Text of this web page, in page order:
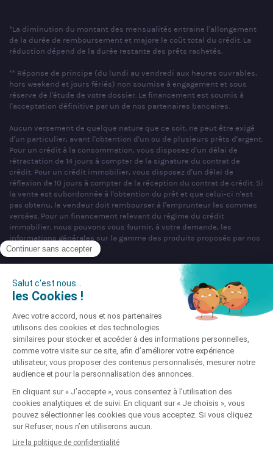
*La diminution du montant des mensualités entraine l'allongement
de la durée de remboursement et majore le coût total du crédit. La
réduction dépend de la durée restante des prêts rachetés.
** Réponse de principe (du lundi au vendredi aux heures ouvrables,
hors weekend et jours fériés) non soumise à engagement et sous
réserve de l'étude de votre dossier. Le financement est soumis à
l'acceptation définitive par un de nos partenaires bancaires.
Aucun versement de quelque nature que ce soit, ne peut être exigé
d'un particulier, avant l'obtention d'un ou de plusieurs prêts d'argent.
Pour un crédit à la consommation, vous disposez d'un délai de
rétractation de 14 jours à compter de la signature du contrat de
crédit. Pour un crédit immobilier, vous disposez d'un délai de
réflexion de 10 jours à compter de la réception du contrat de crédit. Si
la vente est subordonnée à l'obtention du prêt et que celui-ci n'est
pas obtenu, le vendeur doit rembourser à l'emprunteur les sommes
versées. Pour un financement relevant du régime du crédit
immobilier, nous pouvons vous fournir, à votre demande, les
informations générales sur la gamme des produits proposés par nos
partenaires bancaires.
SAS PARTNERS FINANCES au capital de 1 000 000 € - R.C.S. Nancy
n°404 681 496 - siège social : 22 rue de Malzéville, 54000 NANCY -
Mandataire non exclusif en opérations de banques et en services de
paiement & Intermédiaire en assurance, Courtier en opérations de
banque et services de paiement (COBSP), Courtier d'assurance ou de
réassurance (COA), Mandataire d'Intermédiaire d'Assurance (MIA)
immatriculé sous le n°ORIAS 07 036 794 (www.orias.fr).
Société soumise au contrôle de l'Autorité de Contrôle Prudentiel et de
Résolution (ACPR), dont l'adresse est sis 4 Place de Budapest, CS
92459, 75436 Paris Cedex 09 téléphone : 01 49 95 40 00 site :
www.acpr.banque-france.fr.
Site enregistré auprès de la CNIL sous le N° 856647 © Partners
Finances 2026
d'accessibilité